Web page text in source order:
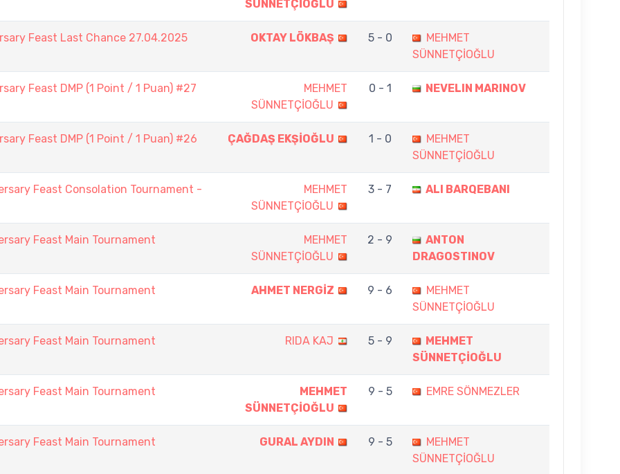
SÜNNETÇİOĞLU
Feast Last Chance 27.04.2025 OKTAY LÖKBAŞ 5 - 0
MEHMET
SÜNNETÇİOĞLU
Feast DMP (1 Point / 1 Puan) #27
MEHMET
SÜNNETÇİOĞLU
0 - 1 NEVELIN MARINOV
Feast DMP (1 Point / 1 Puan) #26 ÇAĞDAŞ EKŞİOĞLU 1 - 0
MEHMET
SÜNNETÇİOĞLU
Feast Consolation Tournament -
MEHMET
SÜNNETÇİOĞLU
3 - 7 ALI BARQEBANI
Feast Main Tournament
MEHMET
SÜNNETÇİOĞLU
2 - 9
ANTON
DRAGOSTINOV
Feast Main Tournament AHMET NERGİZ 9 - 6
MEHMET
SÜNNETÇİOĞLU
Feast Main Tournament RIDA KAJ 5 - 9
MEHMET
SÜNNETÇİOĞLU
Feast Main Tournament
MEHMET
SÜNNETÇİOĞLU
9 - 5 EMRE SÖNMEZLER
Feast Main Tournament GURAL AYDIN 9 - 5
MEHMET
SÜNNETÇİOĞLU